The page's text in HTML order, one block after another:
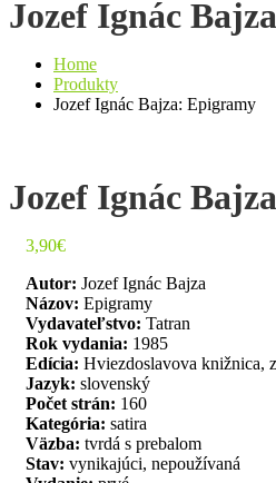
Jozef Ignác
Home
Produkty
Jozef Ignác Bajza: Epigramy
Jozef Ignác
3,90€
Autor: Jozef Ignác Bajza
Názov: Epigramy
Vydavateľstvo: Tatran
Rok vydania: 1985
Edícia: Hviezdoslavova knižnica,
Jazyk: slovenský
Počet strán: 160
Kategória: satira
Väzba: tvrdá s prebalom
Stav: vynikajúci, nepoužívaná